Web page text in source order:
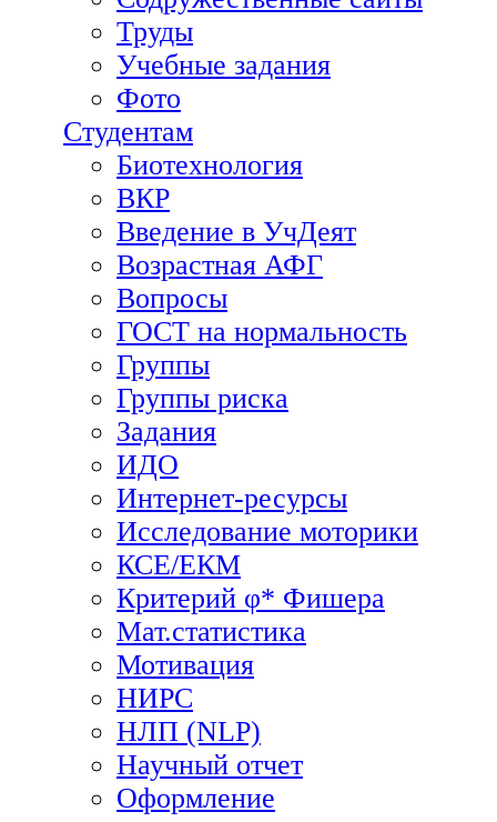
Труды
Учебные задания
Фото
Студентам
Биотехнология
ВКР
Введение в УчДеят
Возрастная АФГ
Вопросы
ГОСТ на нормальность
Группы
Группы риска
Задания
ИДО
Интернет-ресурсы
Исследование моторики
КСЕ/ЕКМ
Критерий φ* Фишера
Мат.статистика
Мотивация
НИРС
НЛП (NLP)
Научный отчет
Оформление